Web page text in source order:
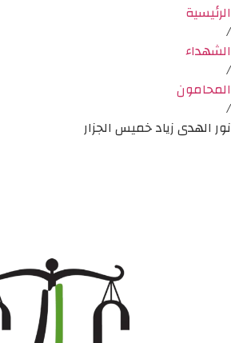
الرئيسية
/
الشهداء
/
المحامون
/
نور الهدى زياد خميس الجزار